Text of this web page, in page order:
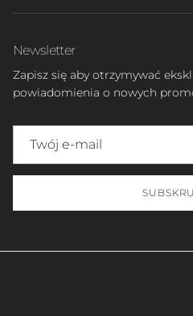
Newsletter
Zapisz się aby otrzymywać
powiadomienia o nowych